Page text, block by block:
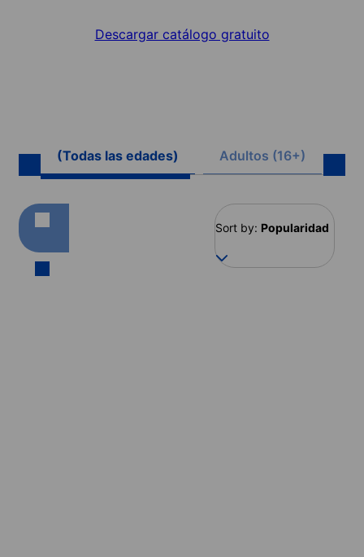
Descargar catálogo gratuito
(Todas las edades) Adultos (16+)
Sort by: Popularidad